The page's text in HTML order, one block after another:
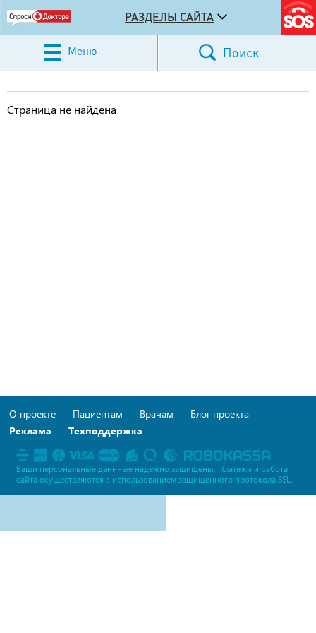
РАЗДЕЛЫ САЙТА
Меню Поиск
Страница не найдена
О проекте Пациентам Врачам
Блог проекта
Реклама
Техподдержка
Ваши персональные даннные надежно защищены. Платежи и работа
сайта осуществляются c использованием защищенного протокола SSL.